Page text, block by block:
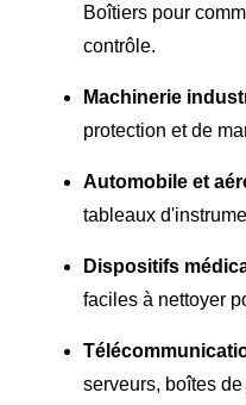
Boîtiers pour
contrôle.
Machinerie
protection et de
Automobile et
tableaux
Dispositifs
faciles à nettoyer
serveurs, boîtes